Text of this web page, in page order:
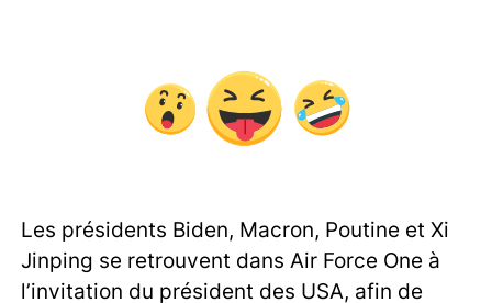
Les présidents Biden, Macron, Poutine et Xi
Jinping se retrouvent dans Air Force One à
l’invitation du président des USA, afin de